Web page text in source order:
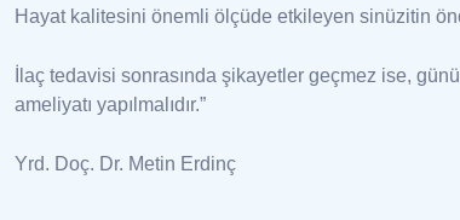
Hayat kalitesini önemli ölçüde etkileyen sinüzitin
İlaç tedavisi sonrasında şikayetler geçmez ise,
ameliyatı yapılmalıdır.”
Yrd. Doç. Dr. Metin Erdinç